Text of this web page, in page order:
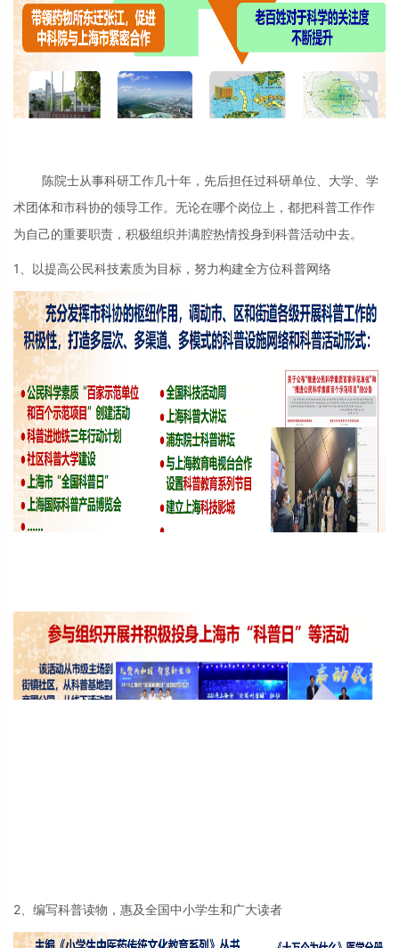
陈院士从事科研工作几十年，先后担任过科研单位、大学、学
术团体和市科协的领导工作。无论在哪个岗位上，都把科普工作作
为自己的重要职责，积极组织并满腔热情投身到科普活动中去。
1、以提高公民科技素质为目标，努力构建全方位科普网络
2、编写科普读物，惠及全国中小学生和广大读者